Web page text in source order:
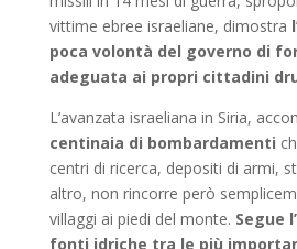
vittime ebree israeliane, dimostra
poca volontà del governo di
adeguata ai propri cittadini
L’avanzata israeliana in Siria,
centinaia di bombardamenti
centri di ricerca, depositi di armi,
altro, non rincorre però
villaggi ai piedi del monte. Segue
fonti idriche tra le più